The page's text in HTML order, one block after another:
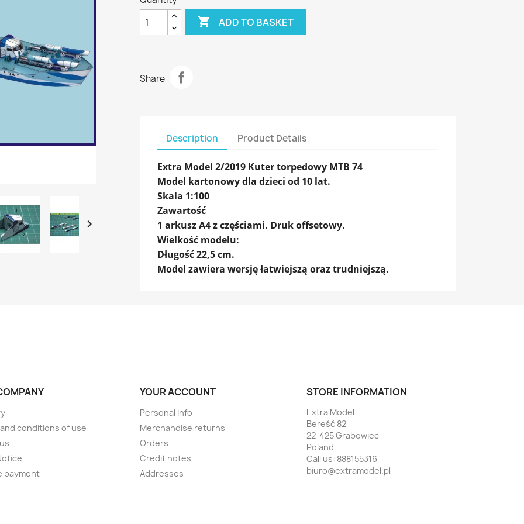

 ADD TO BASKET
Share
Description Product Details
Extra Model 2/2019 Kuter torpedowy MTB 74
Model kartonowy dla dzieci od 10 lat.
Skala 1:100
Zawartość
1 arkusz A4 z częściami. Druk offsetowy.
Wielkość modelu:
Długość 22,5 cm.
Model zawiera wersję łatwiejszą oraz trudniejszą.
conditions of use
payment
YOUR ACCOUNT
Personal info
Merchandise returns
Orders
Credit notes
Addresses
STORE INFORMATION
Extra Model
Bereść 82
22-425 Grabowiec
Poland
Call us: 888155316
biuro@extramodel.pl